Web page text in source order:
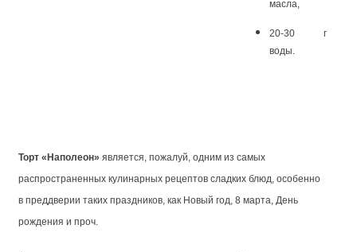
масла,
20-30 г
воды.
Торт «Наполеон» является, пожалуй, одним из самых
распространенных кулинарных рецептов сладких блюд, особенно
в преддверии таких праздников, как Новый год, 8 марта, День
рождения и проч.